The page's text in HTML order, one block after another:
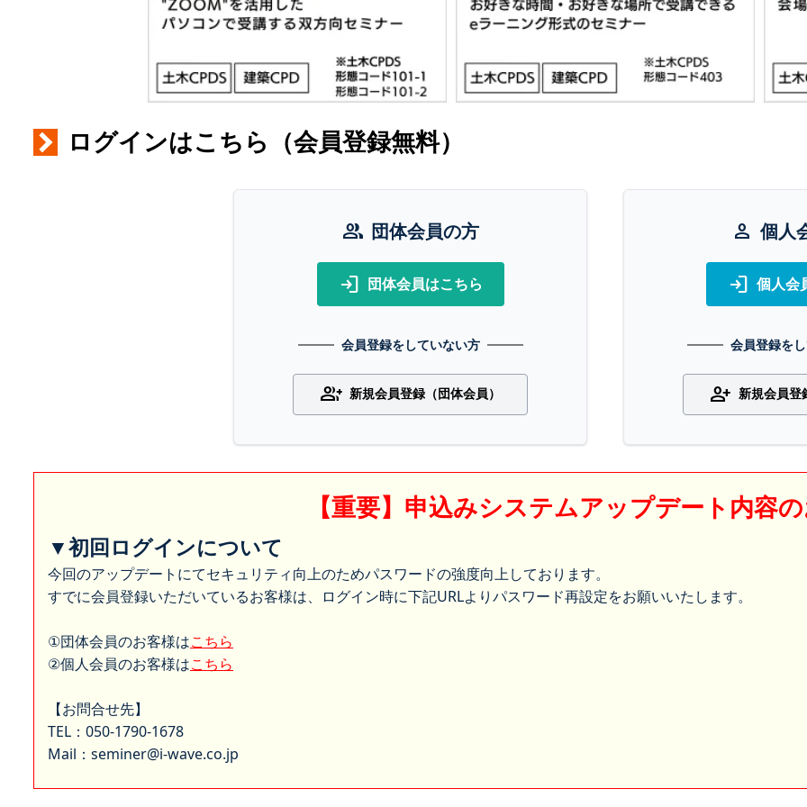
ログインはこちら（会員登録無料）
group 団体会員の方
login 団体会員はこちら
会員登録をしていない方
group_add 新規会員登録（団体会員）
person 個人
login 個人会
会員登録を
person_add 新規会員登
【重要】申込みシステムアップデート内容
▼初回ログインについて
今回のアップデートにてセキュリティ向上のためパスワードの強度向上しております。
すでに会員登録いただいているお客様は、ログイン時に下記URLよりパスワード再設定をお願いいたします。
①団体会員のお客様はこちら
②個人会員のお客様はこちら
【お問合せ先】
TEL：050-1790-1678
Mail：seminer@i-wave.co.jp